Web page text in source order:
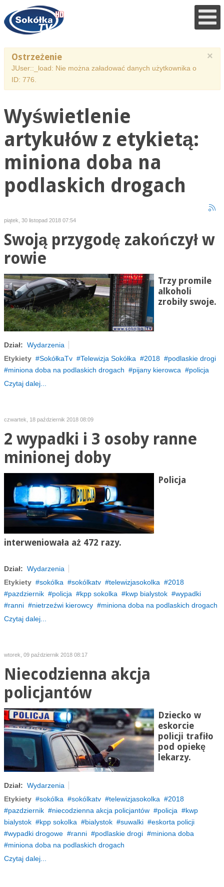
×
Ostrzeżenie
JUser::_load: Nie można załadować danych użytkownika o
ID: 776.
Wyświetlenie
artykułów z etykietą:
miniona doba na
podlaskich drogach
piątek, 30 listopad 2018 07:54
Swoją przygodę zakończył w
rowie
Trzy promile
alkoholi
zrobiły swoje.
Dział: Wydarzenia
Etykiety
SokółkaTv Telewizja Sokółka 2018
podlaskie drogi
miniona doba na podlaskich drogach
pijany kierowca
policja
Czytaj dalej...
czwartek, 18 październik 2018 08:09
2 wypadki i 3 osoby ranne
minionej doby
Policja
interweniowała aż 472 razy.
Dział: Wydarzenia
Etykiety
sokólka sokólkatv telewizjasokolka
2018
pazdziernik
policja kpp sokolka kwp bialystok
wypadki
ranni
nietrzeźwi kierowcy
miniona doba na podlaskich drogach
Czytaj dalej...
wtorek, 09 październik 2018 08:17
Niecodzienna akcja
policjantów
Dziecko w
eskorcie
policji trafiło
pod opiekę
lekarzy.
Dział: Wydarzenia
Etykiety
sokólka sokólkatv telewizjasokolka
2018
pazdziernik
niecodzienna akcja policjantów policja
kwp
bialystok
kpp sokolka bialystok suwalki
eskorta policji
wypadki drogowe
ranni podlaskie drogi
miniona doba
miniona doba na podlaskich drogach
Czytaj dalej...